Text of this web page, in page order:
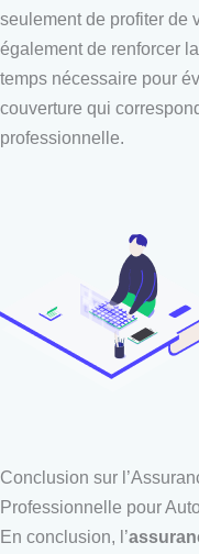
seulement de profiter de
également de renforcer
temps nécessaire pour
couverture qui
professionnelle.
Conclusion sur
Professionnelle pour
En conclusion, l’